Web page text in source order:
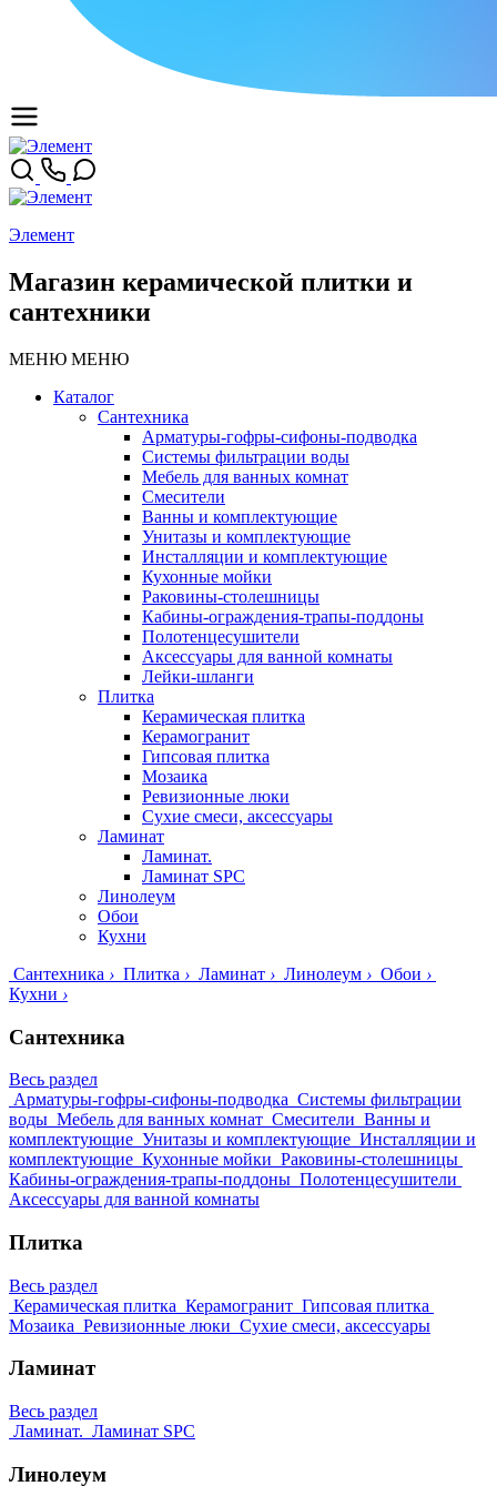
Элемент
Магазин керамической плитки и
сантехники
МЕНЮ МЕНЮ
Каталог
Сантехника
Арматуры-гофры-сифоны-подводка
Системы фильтрации воды
Мебель для ванных комнат
Смесители
Ванны и комплектующие
Унитазы и комплектующие
Инсталляции и комплектующие
Кухонные мойки
Раковины-столешницы
Кабины-ограждения-трапы-поддоны
Полотенцесушители
Аксессуары для ванной комнаты
Лейки-шланги
Плитка
Керамическая плитка
Керамогранит
Гипсовая плитка
Мозаика
Ревизионные люки
Сухие смеси, аксессуары
Ламинат
Ламинат.
Ламинат SPC
Линолеум
Обои
Кухни
Сантехника › Плитка › Ламинат › Линолеум › Обои ›
Кухни ›
Сантехника
Весь раздел
Арматуры-гофры-сифоны-подводка Системы фильтрации
воды Мебель для ванных комнат Смесители Ванны и
комплектующие Унитазы и комплектующие Инсталляции и
комплектующие Кухонные мойки Раковины-столешницы
Кабины-ограждения-трапы-поддоны Полотенцесушители
Аксессуары для ванной комнаты
Плитка
Весь раздел
Керамическая плитка Керамогранит Гипсовая плитка
Мозаика Ревизионные люки Сухие смеси, аксессуары
Ламинат
Весь раздел
Ламинат. Ламинат SPC
Линолеум